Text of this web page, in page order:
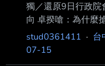
獨／還原9日行政院
向 卓揆嗆：為什
聯合報 記者周佑政/
燒，本月9日行政院
stud0361411 · 台
07-15